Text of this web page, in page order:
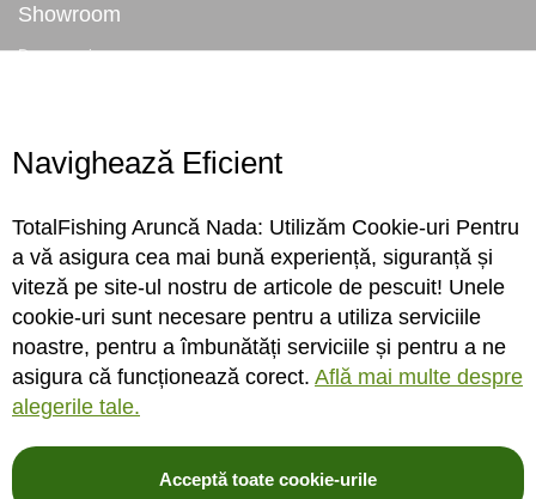
Showroom
Despre noi
Conecteaza-te
Sa ne cunoastem mai bine. Vino alaturi de noi pe reteaua ta preferata. Te
asteptam cu stiri, surprize, concursuri, premii ...
Navighează Eficient
TotalFishing Aruncă Nada: Utilizăm Cookie-uri Pentru
a vă asigura cea mai bună experiență, siguranță și
viteză pe site-ul nostru de articole de pescuit! Unele
cookie-uri sunt necesare pentru a utiliza serviciile
noastre, pentru a îmbunătăți serviciile și pentru a ne
asigura că funcționează corect. Află mai multe despre
alegerile tale.
Acceptă toate cookie-urile